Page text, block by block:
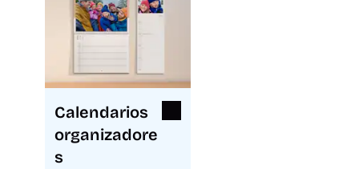
Calendarios
organizadore
s